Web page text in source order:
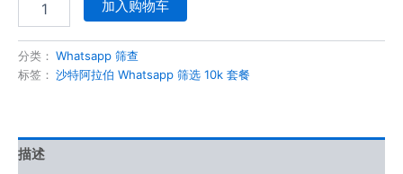
加入购物车
分类： Whatsapp 筛查
标签： 沙特阿拉伯 Whatsapp 筛选 10k 套餐
描述